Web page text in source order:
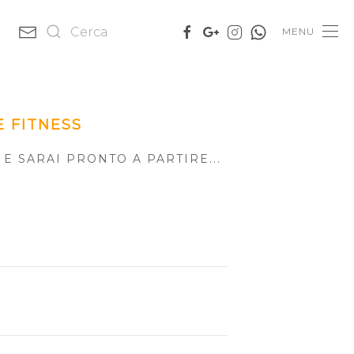
MENU
FITNESS
SARAI PRONTO A PARTIRE...